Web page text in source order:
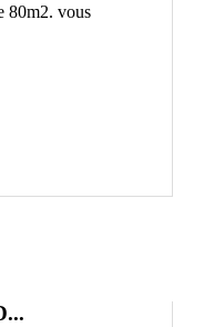
80m2. vous